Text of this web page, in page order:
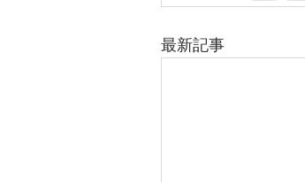
最新記事